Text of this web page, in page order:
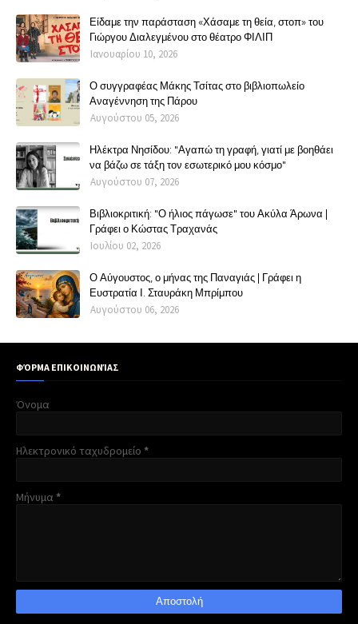
Είδαμε την παράσταση «Χάσαμε τη θεία, στοπ» του
Γιώργου Διαλεγμένου στο θέατρο ΦΙΛΙΠ
Ιανουαρίου 10, 2026
Ο συγγραφέας Μάκης Τσίτας στο βιβλιοπωλείο
Αναγέννηση της Πάρου
Αυγούστου 05, 2026
Ηλέκτρα Νησίδου: "Αγαπώ τη γραφή, γιατί με βοηθάει
να βάζω σε τάξη τον εσωτερικό μου κόσμο"
Αυγούστου 07, 2026
Βιβλιοκριτική: "Ο ήλιος πάγωσε" του Ακύλα Άρωνα |
Γράφει ο Κώστας Τραχανάς
Ιουλίου 02, 2026
Ο Αύγουστος, ο μήνας της Παναγιάς | Γράφει η
Ευστρατία Ι. Σταυράκη Μπρίμπου
Αυγούστου 06, 2026
ΦΌΡΜΑ ΕΠΙΚΟΙΝΩΝΊΑΣ
Όνομα
Ηλεκτρονικό ταχυδρομείο *
Μήνυμα *